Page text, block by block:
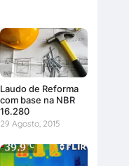
Laudo de Reforma
com base na NBR
16.280
29 Agosto, 2015